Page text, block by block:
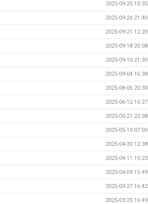
2025-09-25 10:35
2025-09-24 21:40
2025-09-21 12:20
2025-09-18 20:08
2025-09-10 21:30
2025-09-04 16:38
2025-08-06 20:30
2025-06-12 16:27
2025-05-21 22:38
2025-05-19 07:00
2025-04-30 12:38
2025-04-11 15:23
2025-04-09 15:49
2025-03-27 16:42
2025-03-25 16:49